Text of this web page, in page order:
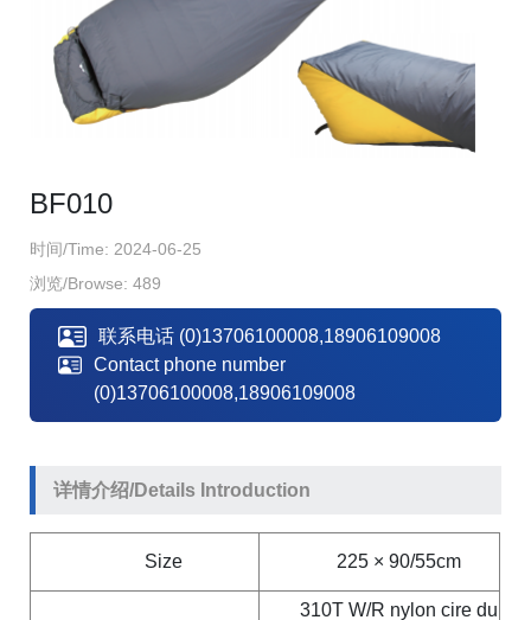
BF010
时间/Time: 2024-06-25
浏览/Browse: 489
联系电话 (0)13706100008,18906109008
Contact phone number
(0)13706100008,18906109008
详情介绍/Details Introduction
Size 225 × 90/55cm
310T W/R nylon cire du